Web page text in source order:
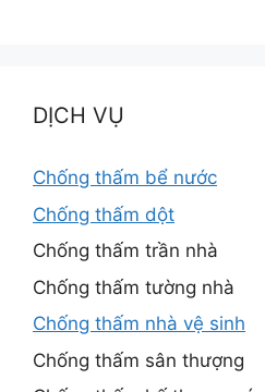
DỊCH VỤ
Chống thấm bể nước
Chống thấm dột
Chống thấm trần nhà
Chống thấm tường nhà
Chống thấm nhà vệ sinh
Chống thấm sân thượng